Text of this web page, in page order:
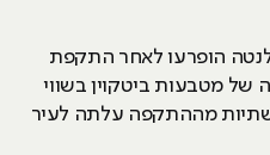
הופרעו לאחר התקפת
מטבעות ביטקוין בשווי
התשתיות מההתקפה עלתה לעיר